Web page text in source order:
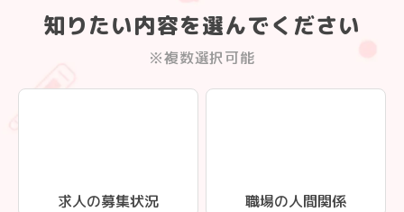
知りたい内容を選んでください
※複数選択可能
求人の募集状況 職場の人間関係